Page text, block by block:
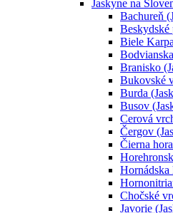
Jaskyne na
Bachureň
Beskydské
Biele
Branisko
Bukovské
Burda
Busov
Cerová
Čergov
Čierna
Hornádska
Chočské
Javorie